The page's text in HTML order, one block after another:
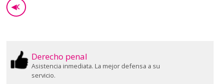
◀GO BACK
Derecho penal
Asistencia inmediata. La mejor defensa a su
servicio.